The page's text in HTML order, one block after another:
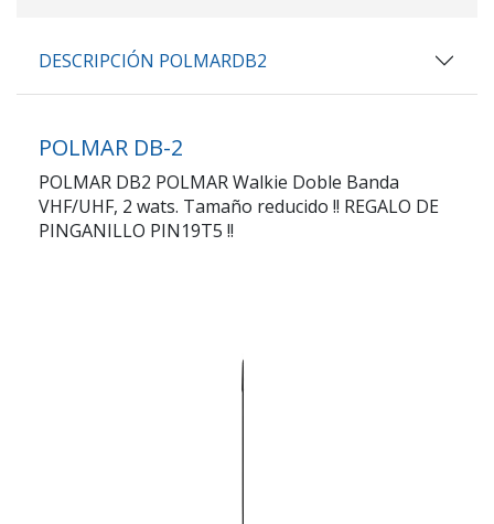
DESCRIPCIÓN POLMARDB2
POLMAR DB-2
POLMAR DB2 POLMAR Walkie Doble Banda
VHF/UHF, 2 wats. Tamaño reducido !! REGALO DE
PINGANILLO PIN19T5 !!